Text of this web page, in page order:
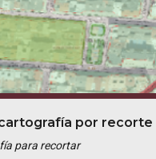
por recorte
para recortar